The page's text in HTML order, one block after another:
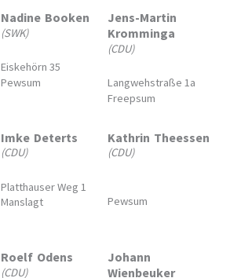
Nadine Booken
(SWK)
Eiskehörn 35
Pewsum
Jens-Martin
Kromminga
(CDU)
Langwehstraße 1a
Freepsum
Imke Deterts
(CDU)
Platthauser Weg 1
Manslagt
Kathrin Theessen
(CDU)
Pewsum
Roelf Odens
(CDU)
Johann
Wienbeuker